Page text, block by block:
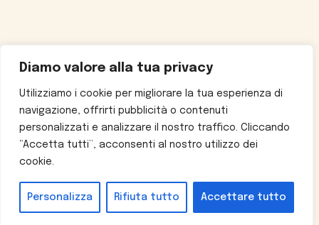
Diamo valore alla tua privacy
Utilizziamo i cookie per migliorare la tua esperienza di
navigazione, offrirti pubblicità o contenuti
personalizzati e analizzare il nostro traffico. Cliccando
“Accetta tutti”, acconsenti al nostro utilizzo dei
cookie.
Personalizza Rifiuta tutto Accettare tutto